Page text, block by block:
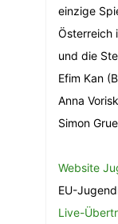
einzige
Österreich
und die
Efim Kan
Anna
Simon
Website
EU-
Live-